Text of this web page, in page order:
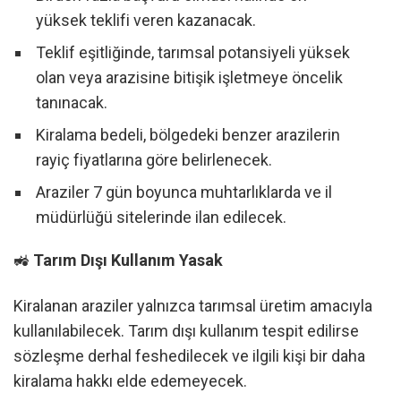
yüksek teklifi veren kazanacak.
Teklif eşitliğinde, tarımsal potansiyeli yüksek
olan veya arazisine bitişik işletmeye öncelik
tanınacak.
Kiralama bedeli, bölgedeki benzer arazilerin
rayiç fiyatlarına göre belirlenecek.
Araziler 7 gün boyunca muhtarlıklarda ve il
müdürlüğü sitelerinde ilan edilecek.
🚜 Tarım Dışı Kullanım Yasak
Kiralanan araziler yalnızca tarımsal üretim amacıyla
kullanılabilecek. Tarım dışı kullanım tespit edilirse
sözleşme derhal feshedilecek ve ilgili kişi bir daha
kiralama hakkı elde edemeyecek.